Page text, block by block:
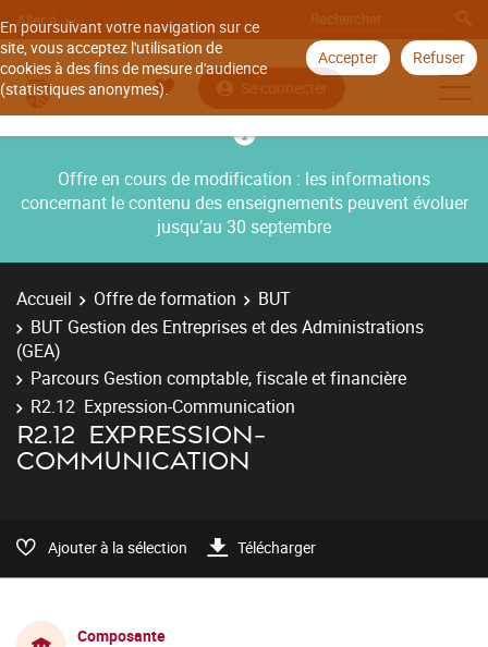
En poursuivant votre navigation sur ce
site, vous acceptez l'utilisation de
cookies à des fins de mesure d'audience
(statistiques anonymes).
Accepter Refuser
Aller à
Se connecter
Offre en cours de modification : les informations
concernant le contenu des enseignements peuvent évoluer
jusqu’au 30 septembre
Accueil Offre de formation
BUT
BUT Gestion des Entreprises et des Administrations
(GEA)
Parcours Gestion comptable, fiscale et financière
R2.12 Expression-Communication
R2.12 EXPRESSION-
COMMUNICATION
Ajouter à la sélection Télécharger
Composante